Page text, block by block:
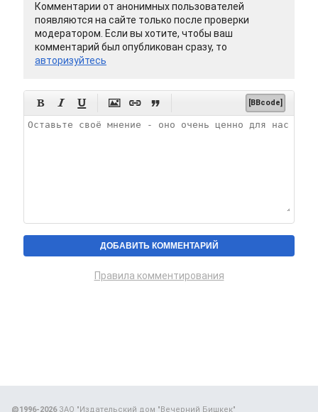
Комментарии от анонимных пользователей
появляются на сайте только после проверки
модератором. Если вы хотите, чтобы ваш
комментарий был опубликован сразу, то
авторизуйтесь
      [BBcode]
Правила комментирования
@1996-2026ЗАО "Издательский дом "Вечерний Бишкек"